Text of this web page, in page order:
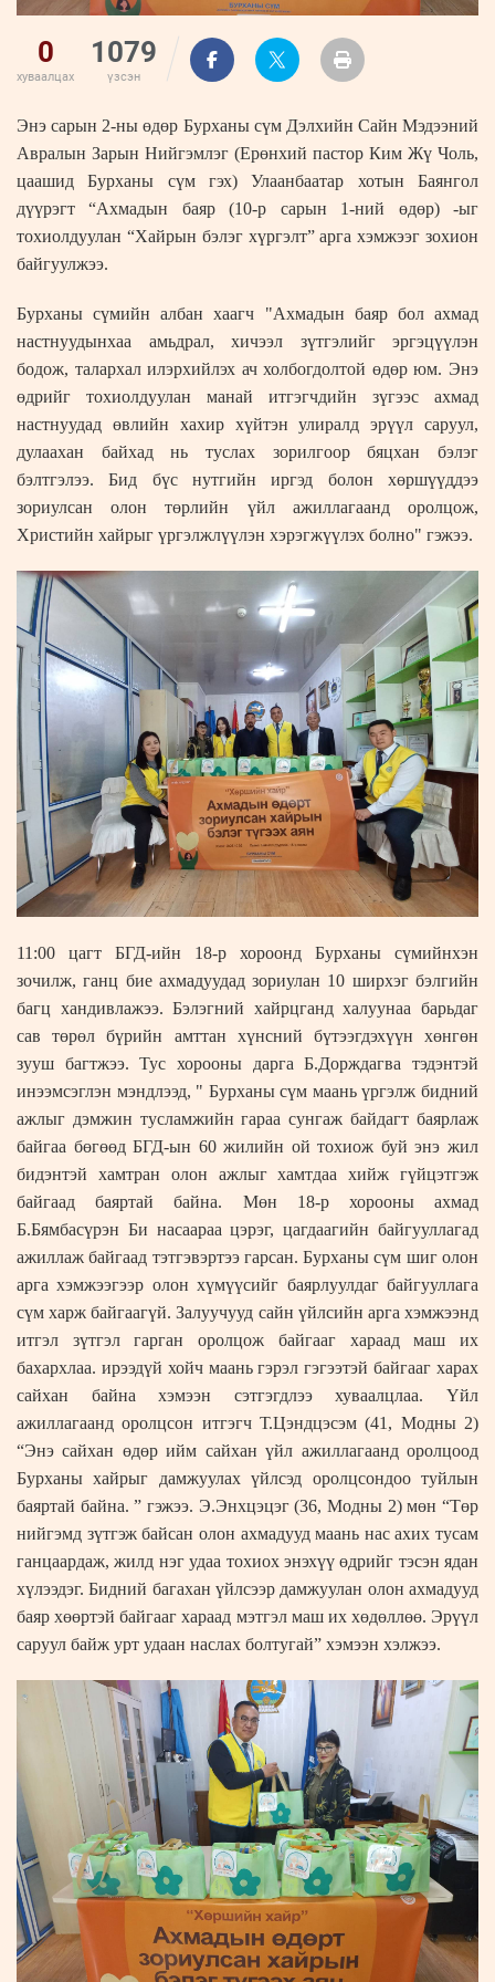
0
хуваалцах
1079
үзсэн
Энэ сарын 2-ны өдөр Бурханы сүм Дэлхийн Сайн Мэдээний
Авралын Зарын Нийгэмлэг (Ерөнхий пастор Ким Жү Чоль,
цаашид Бурханы сүм гэх) Улаанбаатар хотын Баянгол
дүүрэгт “Ахмадын баяр (10-р сарын 1-ний өдөр) -ыг
тохиолдуулан “Хайрын бэлэг хүргэлт” арга хэмжээг зохион
байгуулжээ.
Бурханы сүмийн албан хаагч "Ахмадын баяр бол ахмад
настнуудынхаа амьдрал, хичээл зүтгэлийг эргэцүүлэн
бодож, талархал илэрхийлэх ач холбогдолтой өдөр юм. Энэ
өдрийг тохиолдуулан манай итгэгчдийн зүгээс ахмад
настнуудад өвлийн хахир хүйтэн улиралд эрүүл саруул,
дулаахан байхад нь туслах зорилгоор бяцхан бэлэг
бэлтгэлээ. Бид бүс нутгийн иргэд болон хөршүүддээ
зориулсан олон төрлийн үйл ажиллагаанд оролцож,
Христийн хайрыг үргэлжлүүлэн хэрэгжүүлэх болно" гэжээ.
11:00 цагт БГД-ийн 18-р хороонд Бурханы сүмийнхэн
зочилж, ганц бие ахмадуудад зориулан 10 ширхэг бэлгийн
багц хандивлажээ. Бэлэгний хайрцганд халуунаа барьдаг
сав төрөл бүрийн амттан хүнсний бүтээгдэхүүн хөнгөн
зууш багтжээ. Тус хорооны дарга Б.Дорждагва тэдэнтэй
инээмсэглэн мэндлээд, " Бурханы сүм маань үргэлж бидний
ажлыг дэмжин тусламжийн гараа сунгаж байдагт баярлаж
байгаа бөгөөд БГД-ын 60 жилийн ой тохиож буй энэ жил
бидэнтэй хамтран олон ажлыг хамтдаа хийж гүйцэтгэж
байгаад баяртай байна. Мөн 18-р хорооны ахмад
Б.Бямбасүрэн Би насаараа цэрэг, цагдаагийн байгууллагад
ажиллаж байгаад тэтгэвэртээ гарсан. Бурханы сүм шиг олон
арга хэмжээгээр олон хүмүүсийг баярлуулдаг байгууллага
сүм харж байгаагүй. Залуучууд сайн үйлсийн арга хэмжээнд
итгэл зүтгэл гарган оролцож байгааг хараад маш их
бахархлаа. ирээдүй хойч маань гэрэл гэгээтэй байгааг харах
сайхан байна хэмээн сэтгэгдлээ хуваалцлаа. Үйл
ажиллагаанд оролцсон итгэгч Т.Цэндцэсэм (41, Модны 2)
“Энэ сайхан өдөр ийм сайхан үйл ажиллагаанд оролцоод
Бурханы хайрыг дамжуулах үйлсэд оролцсондоо туйлын
баяртай байна. ” гэжээ. Э.Энхцэцэг (36, Модны 2) мөн “Төр
нийгэмд зүтгэж байсан олон ахмадууд маань нас ахих тусам
ганцаардаж, жилд нэг удаа тохиох энэхүү өдрийг тэсэн ядан
хүлээдэг. Бидний багахан үйлсээр дамжуулан олон ахмадууд
баяр хөөртэй байгааг хараад мэтгэл маш их хөдөллөө. Эрүүл
саруул байж урт удаан наслах болтугай” хэмээн хэлжээ.